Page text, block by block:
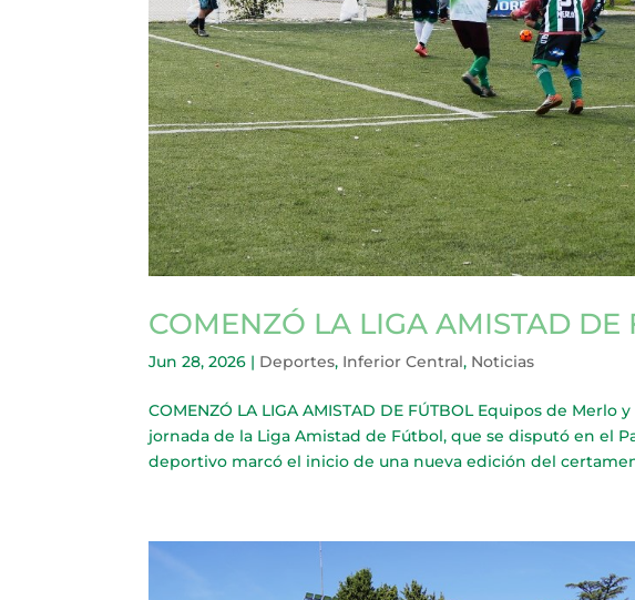
COMENZÓ LA LIGA AMISTAD DE
Jun 28, 2026 | Deportes, Inferior Central, Noticias
COMENZÓ LA LIGA AMISTAD DE FÚTBOL Equipos de
jornada de la Liga Amistad de Fútbol, que se disputó en el
deportivo marcó el inicio de una nueva edición del